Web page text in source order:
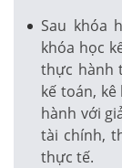
Sau khóa
khóa học
thực hành
kế toán,
hành với
tài chính,
thực tế.